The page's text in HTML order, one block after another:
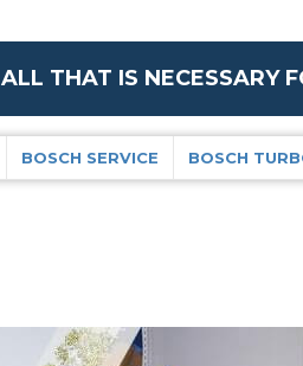
ALL THAT IS NECESSARY
BOSCH SERVICE BOSCH